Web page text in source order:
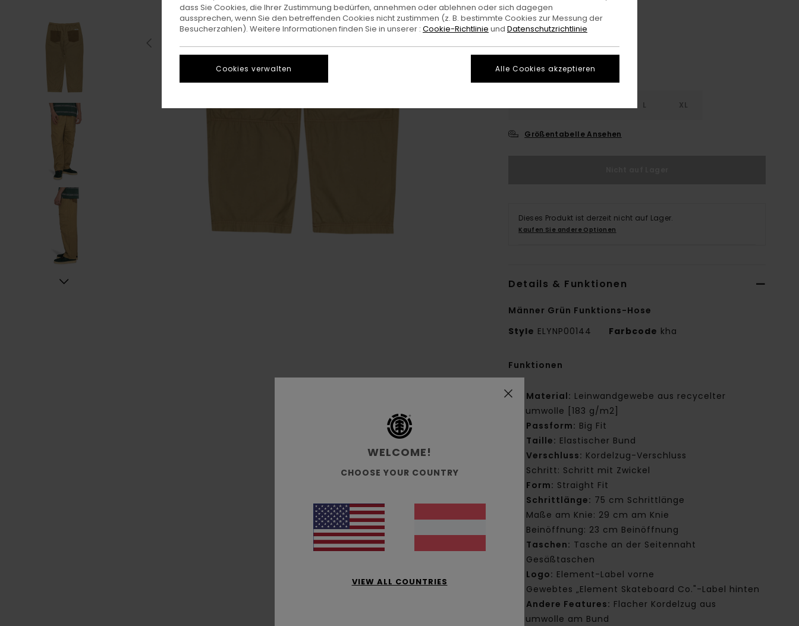
FarbeKhaki
L XL
Größentabelle Ansehen
Dieses Produkt ist derzeit nicht auf Lager.
Kaufen Sie andere Optionen
Details & Funktionen
Männer Grün Funktions-Hose
Style ELYNP00144 Farbcode kha
Funktionen
Material: Leinwandgewebe aus recycelter
Baumwolle [183 g/m2]
Passform: Big Fit
Taille: Elastischer Bund
Verschluss: Kordelzug-Verschluss
Schritt: Schritt mit Zwickel
Form: Straight Fit
Schrittlänge: 75 cm Schrittlänge
Maße am Knie: 29 cm am Knie
Beinöffnung: 23 cm Beinöffnung
Taschen: Tasche an der Seitennaht
Gesäßtaschen
Logo: Element-Label vorne
Gewebtes „Element Skateboard Co."-Label hinten
Andere Features: Flacher Kordelzug aus
Baumwolle am Bund
WELCOME!
CHOOSE YOUR COUNTRY
VIEW ALL COUNTRIES
dass Sie Cookies, die Ihrer Zustimmung bedürfen, annehmen oder ablehnen oder sich dagegen
aussprechen, wenn Sie den betreffenden Cookies nicht zustimmen (z. B. bestimmte Cookies zur Messung der
Besucherzahlen). Weitere Informationen finden Sie in unserer : Cookie-Richtlinie und Datenschutzrichtlinie
Cookies verwalten Alle Cookies akzeptieren